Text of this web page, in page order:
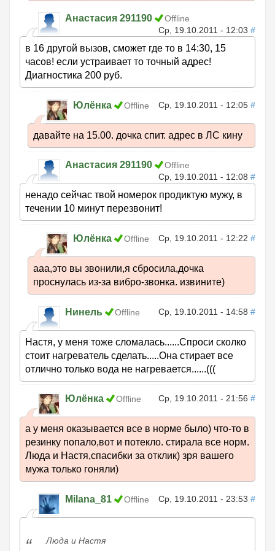
Анастасия 291190
Offline
Ср, 19.10.2011 - 12:03 #
в 16 другой вызов, сможет где то в 14:30, 15
часов! если устраивает то точный адрес!
Диагностика 200 руб.
Юлёнка Offline Ср, 19.10.2011 - 12:05 #
давайте на 15.00. дочка спит. адрес в ЛС кину
Анастасия 291190
Offline
Ср, 19.10.2011 - 12:08 #
ненадо сейчас твой номерок продиктую мужу, в
течении 10 минут перезвонит!
Юлёнка Offline Ср, 19.10.2011 - 12:22 #
ааа,это вы звонили,я сбросила,дочка
проснулась из-за вибро-звонка. извините)
Нинель Offline Ср, 19.10.2011 - 14:58 #
Настя, у меня тоже сломалась......Спроси сколко
стоит нагреватель сделать.....Она стирает все
отлично только вода не нагревается......(((
Юлёнка Offline Ср, 19.10.2011 - 21:56 #
а у меня оказывается все в норме было) что-то в
резинку попало,вот и потекло. стирала все норм.
Люда и Настя,спасибки за отклик) зря вашего
мужа только гоняли)
Milana_81 Offline Ср, 19.10.2011 - 23:53 #
Люда и Настя